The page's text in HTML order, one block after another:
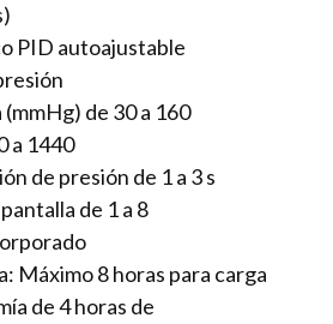
PID autoajustable
de 30 a 160
a 1440
de presión de 1 a 3 s
de 1 a 8
Máximo 8 horas para carga
de 4 horas de